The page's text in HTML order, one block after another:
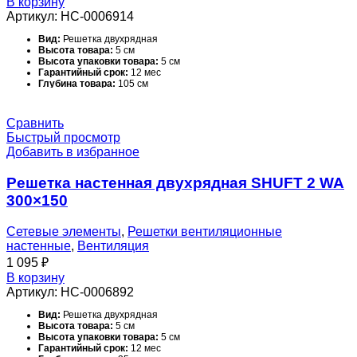
Ширина товара:10 см
Ширина упаковки товара:
Посадочный диаметр вентиляционного канала:
Артикул: НС-0006914
Вид: Решетка двухрядная
Высота товара: 5 см
Высота упаковки товара: 5 см
Гарантийный срок: 12 мес
Глубина товара: 105 см
Материал корпуса:
Набор крепежных элементов в комплекте:
Назначение и соответствие:
системах вентиляции, кондиционирования и воздушного
Область применения:Полупромышленное оборудование
Поверхность:
Серия:
Срок службы:10 лет
Температурный диапазон эксплуатации:-40…+60 С °С
Тип вентиляционной решетки:
Тип конструкции вентилятора:
Типоразмер:
Цвет корпуса: Белый - RAL 9016
Ширина товара:25 см
Сравнить
Быстрый просмотр
Добавить в избранное
Решетка настенная двухрядная SHUFT 2 WA
300×150
Сетевые элементы, Решетки вентиляционные
настенные, Вентиляция
1 095 ₽
В корзину
Артикул: НС-0006892
Вид: Решетка двухрядная
Высота товара: 5 см
Высота упаковки товара: 5 см
Гарантийный срок: 12 мес